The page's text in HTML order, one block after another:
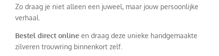
Zo draag je niet alleen een juweel, maar jouw persoonlijke
verhaal.
Bestel direct online en draag deze unieke handgemaakte
zilveren trouwring binnenkort zelf.